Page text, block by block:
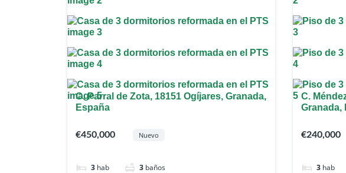
C. Parral de Zota, 18151 Ogíjares, Granada,
España
€450,000 Nuevo
3 hab 3 baños
C.
Granada,
€240,000
3 hab